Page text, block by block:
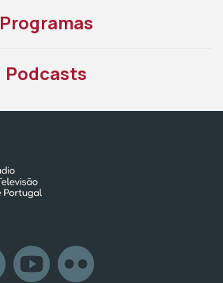
Programas
Podcasts